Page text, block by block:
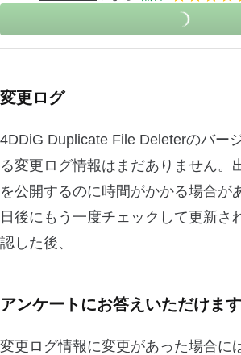
変更ログ
4DDiG Duplicate File Deleterのバー
る変更ログ情報はまだありません。
を公開するのに時間がかかる場合が
日後にもう一度チェックして更新さ
認した後、
アンケートにお答えいただけま
変更ログ情報に変更があった場合に